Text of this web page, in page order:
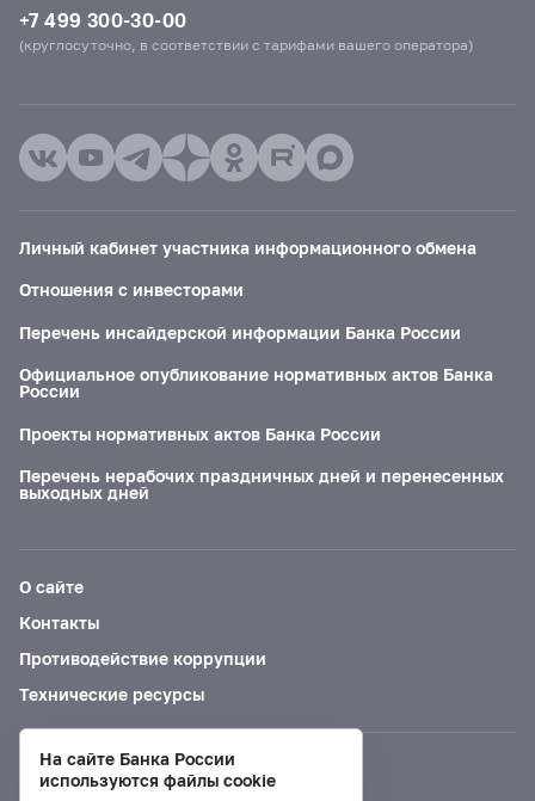
+7 499 300-30-00
(круглосуточно, в соответствии с тарифами вашего оператора)
Личный кабинет участника информационного обмена
Отношения с инвесторами
Перечень инсайдерской информации Банка России
Официальное опубликование нормативных актов Банка
России
Проекты нормативных актов Банка России
Перечень нерабочих праздничных дней и перенесенных
выходных дней
О сайте
Контакты
Противодействие коррупции
Технические ресурсы
Версия для слабовидящих
На сайте Банка России
используются файлы cookie